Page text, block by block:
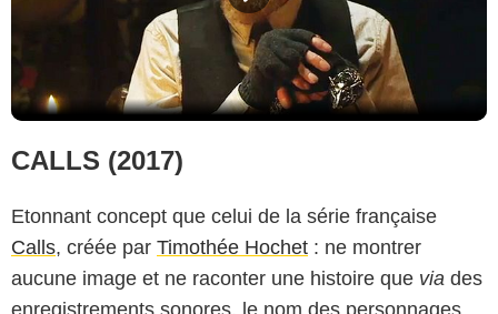
CALLS (2017)
Etonnant concept que celui de la série française
Calls, créée par Timothée Hochet : ne montrer
aucune image et ne raconter une histoire que via des
enregistrements sonores, le nom des personnages